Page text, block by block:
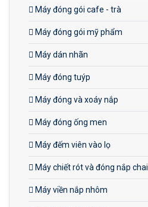
Máy đóng gói cafe - trà
Máy đóng gói mỹ phẩm
Máy dán nhãn
Máy đóng tuýp
Máy đóng và xoáy nắp
Máy đóng ống men
Máy đếm viên vào lọ
Máy chiết rót và đóng nắp chai
Máy viền nắp nhôm